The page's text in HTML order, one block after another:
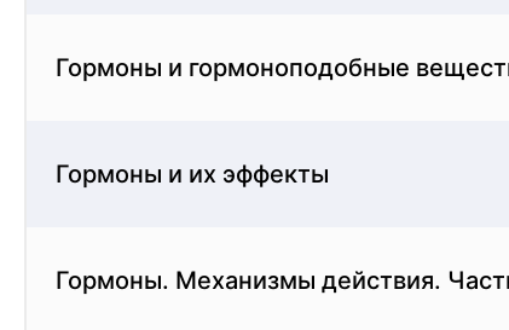
Гормоны и гормоноподобные
Гормоны и их эффекты
Гормоны. Механизмы действия.